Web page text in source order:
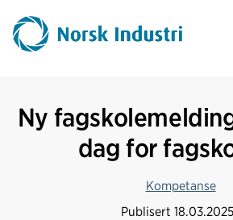
Ny
dag for
Kompetanse
Publisert 18.03.2025